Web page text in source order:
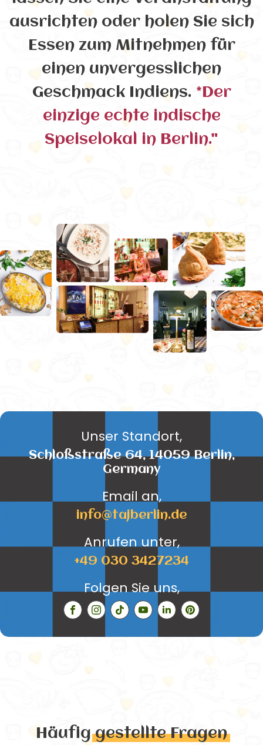
ausrichten oder holen Sie sich
Essen zum Mitnehmen für
einen unvergesslichen
Geschmack Indiens. *Der
einzige echte indische
Speiselokal in Berlin."
Unser Standort,
Schloßstraße 64, 14059 Berlin,
Germany
Email an,
info@tajberlin.de
Anrufen unter,
+49 030 3427234
Folgen Sie uns,
Häufiggestellte Fragen